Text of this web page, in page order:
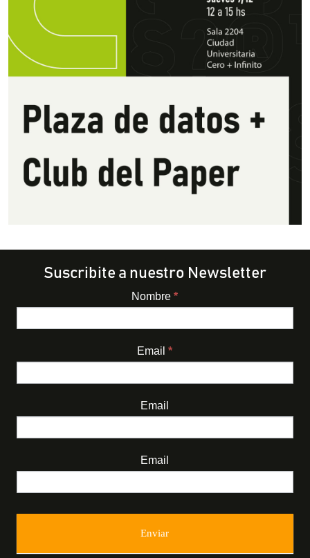
Suscribite a nuestro Newsletter
Nombre*
Email*
Email
Email
Enviar